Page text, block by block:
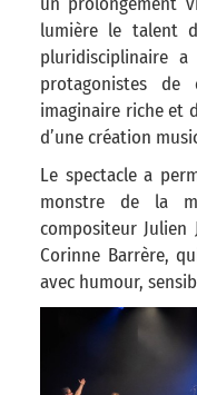
lumière le talent
pluridisciplinaire
protagonistes de
imaginaire riche et
d’une création
Le spectacle a
monstre de la
compositeur
Corinne Barrère,
avec humour,